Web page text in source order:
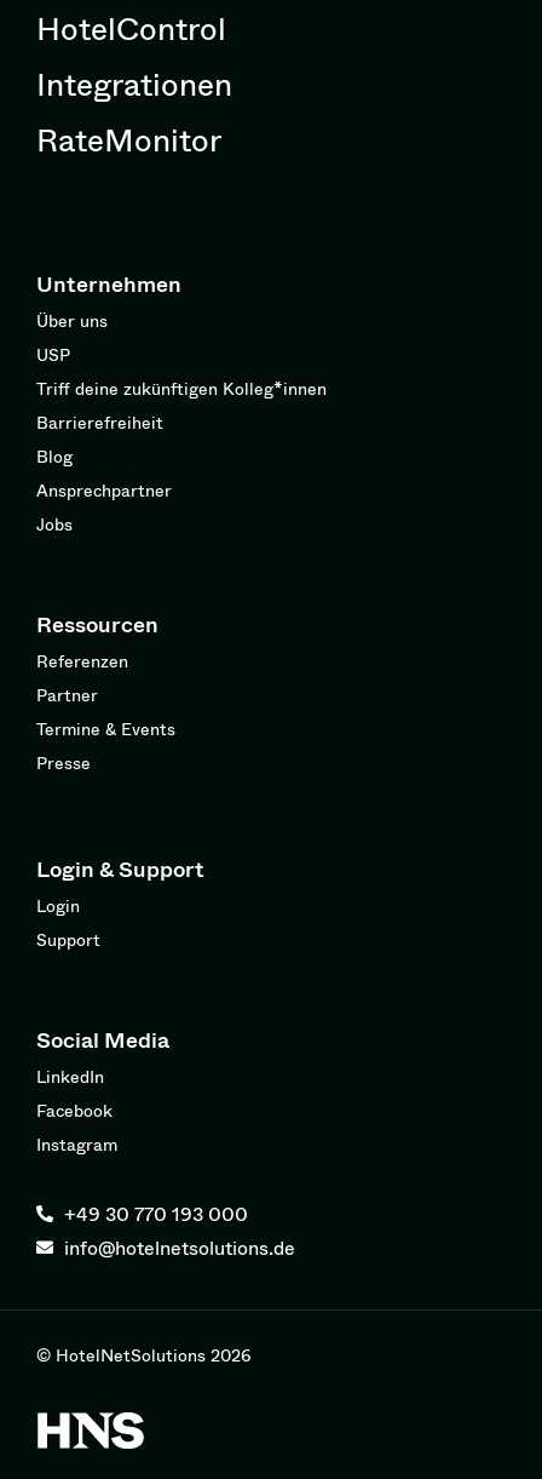
HotelControl
Integrationen
RateMonitor
Unternehmen
Über uns
USP
Triff deine zukünftigen Kolleg*innen
Barrierefreiheit
Blog
Ansprechpartner
Jobs
Ressourcen
Referenzen
Partner
Termine & Events
Presse
Login & Support
Login
Support
Social Media
LinkedIn
Facebook
Instagram
+49 30 770 193 000
info@hotelnetsolutions.de
© HotelNetSolutions 2026